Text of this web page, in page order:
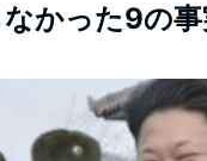
かった9の